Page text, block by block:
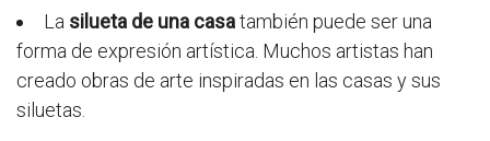
La silueta de una casatambién puede ser una
forma de expresión artística. Muchos artistas han
creado obras de arte inspiradas en las casas y sus
siluetas.